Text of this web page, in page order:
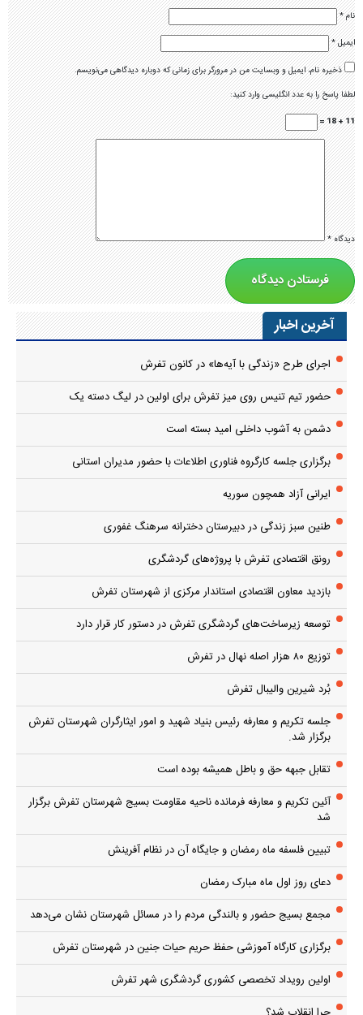
نام*
ایمیل*
ذخیره نام، ایمیل و وبسایت من در مرورگر برای زمانی که دوباره دیدگاهی می‌نویسم.
لطفا پاسخ را به عدد انگلیسی وارد کنید:
11 + 18 =
دیدگاه*
آخرین اخبار
اجرای طرح «زندگی با آیه‌ها» در کانون تفرش
حضور تیم تنیس روی میز تفرش برای اولین در لیگ دسته یک
دشمن به آشوب داخلی امید بسته است
برگزاری جلسه کارگروه فناوری اطلاعات با حضور مدیران استانی
ایرانی آزاد همچون سوریه
طنین سبز زندگی در دبیرستان دخترانه سرهنگ غفوری
رونق اقتصادی تفرش با پروژه‌های گردشگری
بازدید معاون اقتصادی استاندار مرکزی از شهرستان تفرش
توسعه زیرساخت‌های گردشگری تفرش در دستور کار قرار دارد
توزیع ۸۰ هزار اصله نهال در تفرش
بُرد شیرین والیبال تفرش
جلسه تکریم و معارفه رئیس بنیاد شهید و امور ایثارگران شهرستان تفرش
برگزار شد.
تقابل جبهه حق و باطل همیشه بوده است
آئین تکریم و معارفه فرمانده ناحیه مقاومت بسیج شهرستان تفرش برگزار
شد
تبیین فلسفه ماه رمضان و جایگاه آن در نظام آفرینش
دعای روز اول ماه مبارک رمضان
مجمع بسیج حضور و بالندگی مردم را در مسائل شهرستان نشان می‌دهد
برگزاری کارگاه آموزشی حفظ حریم حیات جنین در شهرستان تفرش
اولین رویداد تخصصی کشوری گردشگری شهر تفرش